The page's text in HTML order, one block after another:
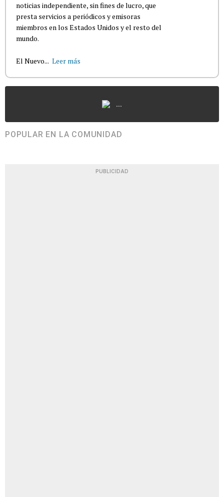
noticias independiente, sin fines de lucro, que
presta servicios a periódicos y emisoras
miembros en los Estados Unidos y el resto del
mundo.
El Nuevo... Leer más
...
POPULAR EN LA COMUNIDAD
PUBLICIDAD